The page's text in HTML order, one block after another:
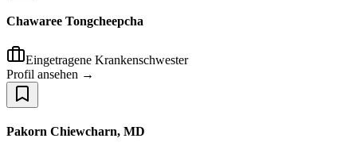
Chawaree Tongcheepcha
Eingetragene Krankenschwester
Profil ansehen →
Pakorn Chiewcharn, MD